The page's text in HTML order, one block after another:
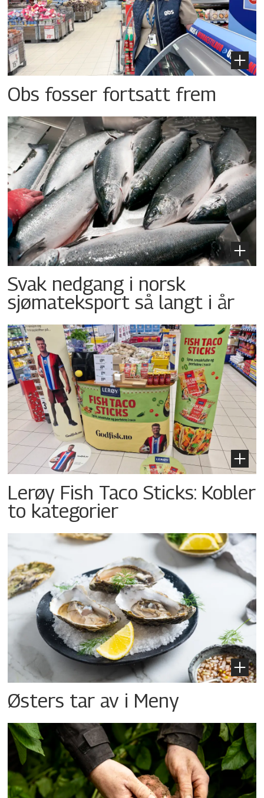
Obs fosser fortsatt frem
Svak nedgang i norsk
sjømateksport så langt i år
Lerøy Fish Taco Sticks: Kobler
to kategorier
Østers tar av i Meny